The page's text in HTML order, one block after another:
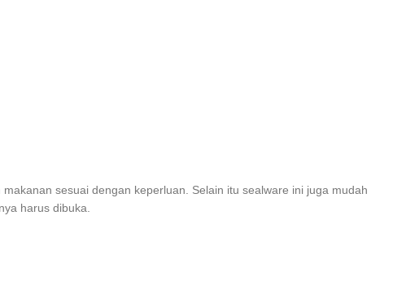
sesuai dengan keperluan. Selain itu sealware ini juga mudah
harus dibuka.